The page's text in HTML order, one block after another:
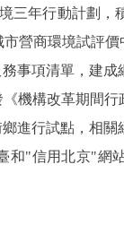
年行動計劃，
營商環境試評
事項清單，建
機構改革期間
進行試點，相
和"信用北京"網